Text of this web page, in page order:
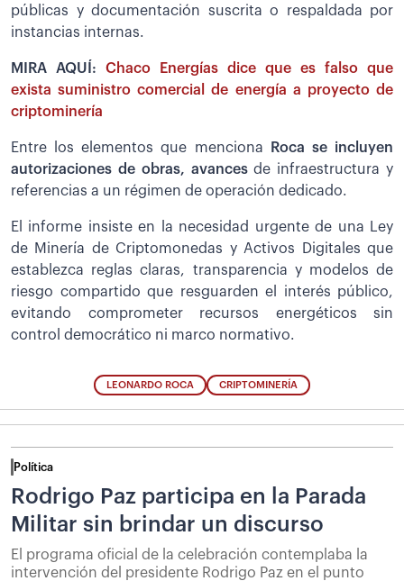
públicas y documentación suscrita o respaldada por
instancias internas.
MIRA AQUÍ: Chaco Energías dice que es falso que
exista suministro comercial de energía a proyecto de
criptominería
Entre los elementos que menciona
Roca se incluyen
autorizaciones de obras, avancesde infraestructura y
referencias a un régimen de operación dedicado.
El informe insiste en la necesidad urgente de una Ley
de Minería de Criptomonedas y Activos Digitales que
establezca reglas claras, transparencia y modelos de
riesgo compartido que resguarden el interés público,
evitando comprometer recursos energéticos sin
control democrático ni marco normativo.
LEONARDO ROCA CRIPTOMINERÍA
Política
Rodrigo Paz participa en la Parada
Militar sin brindar un discurso
El programa oficial de la celebración contemplaba la
intervención del presidente Rodrigo Paz en el punto